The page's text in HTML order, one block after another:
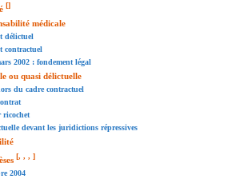
[]
médicale
délictuel
contractuel
2002 : fondement légal
ou quasi délictuelle
du cadre contractuel
ricochet
devant les juridictions répressives
[, , , ]
2004